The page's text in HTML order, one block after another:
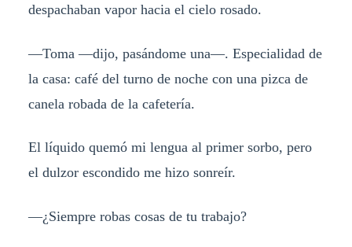
despachaban vapor hacia el cielo rosado.
—Toma —dijo, pasándome una—. Especialidad de
la casa: café del turno de noche con una pizca de
canela robada de la cafetería.
El líquido quemó mi lengua al primer sorbo, pero
el dulzor escondido me hizo sonreír.
—¿Siempre robas cosas de tu trabajo?